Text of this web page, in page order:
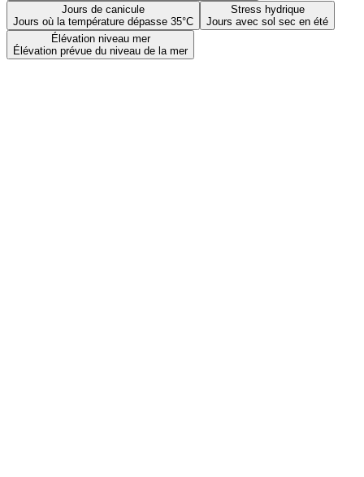
Jours de canicule
Jours où la température dépasse 35°C
Stress hydrique
Jours avec sol sec en été
Élévation niveau mer
Élévation prévue du niveau de la mer